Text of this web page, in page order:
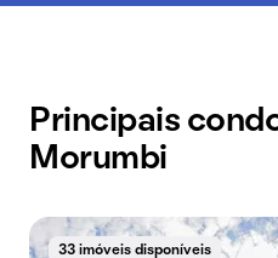
Principais
Morumbi
33 imóveis disponíveis